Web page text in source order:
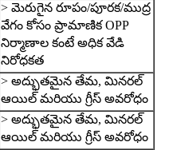
> మెరుగైన రూపం/పూరక/ముద్ర
వేగం కోసం ప్రామాణిక OPP
నిర్మాణాల కంటే అధిక వేడి
నిరోధకత
> అద్భుతమైన తేమ, మినరల్
ఆయిల్ మరియు గ్రీస్ అవరోధం
> అద్భుతమైన తేమ, మినరల్
ఆయిల్ మరియు గ్రీస్ అవరోధం